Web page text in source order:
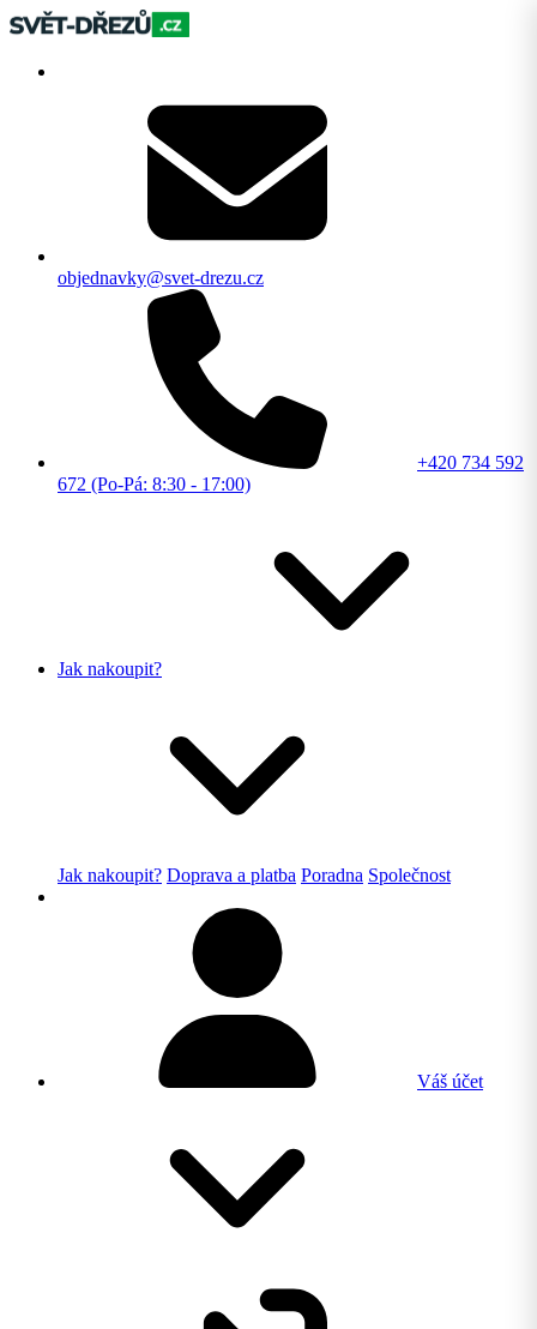
objednavky@svet-drezu.cz
+420 734 592
672 (Po-Pá: 8:30 - 17:00)
Jak nakoupit?
Jak nakoupit? Doprava a platba Poradna Společnost
Váš účet